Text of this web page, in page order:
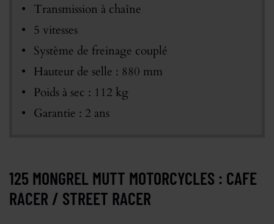
Transmission à chaîne
5 vitesses
Système de freinage couplé
Hauteur de selle : 880 mm
Poids à sec : 112 kg
Garantie : 2 ans
125 MONGREL MUTT MOTORCYCLES : CAFE
RACER / STREET RACER